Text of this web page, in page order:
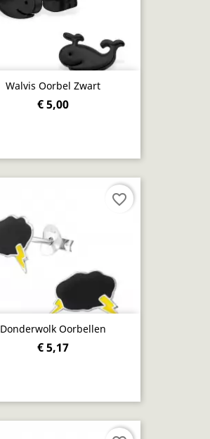
Walvis Oorbel Zwart
€ 5,00
Donderwolk Oorbellen
€ 5,17
favorite_border